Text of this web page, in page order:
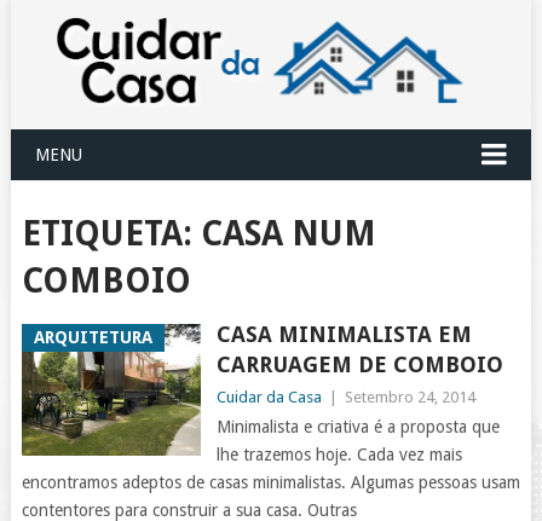
MENU
ETIQUETA: CASA NUM
COMBOIO
ARQUITETURA
CASA MINIMALISTA EM
CARRUAGEM DE COMBOIO
Cuidar da Casa Setembro 24, 2014
Minimalista e criativa é a proposta que
lhe trazemos hoje. Cada vez mais
encontramos adeptos de casas minimalistas. Algumas pessoas usam
contentores para construir a sua casa. Outras